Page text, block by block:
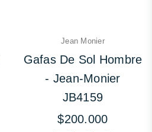
Jean Monier
Gafas De Sol Hombre
- Jean-Monier
JB4159
Precio
habitual
$200.000